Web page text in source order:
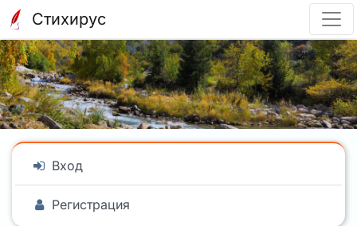
Стихирус
Вход
Регистрация